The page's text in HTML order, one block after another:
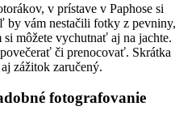
v prístave v Paphose si
by vám nestačili fotky z pevniny,
môžete vychutnať aj na jachte.
či prenocovať. Skrátka
zážitok zaručený.
fotografovanie